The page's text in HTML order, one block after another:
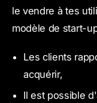
le vendre à tes
modèle de start-
Les clients
acquérir,
Il est possible